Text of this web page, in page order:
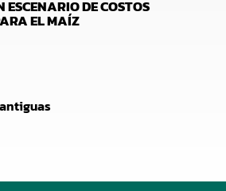
DE COSTOS
EL MAÍZ